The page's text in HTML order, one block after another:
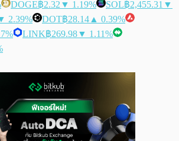
DOGE฿2.32 ▼ 1.19% SOL฿2,455.31 ▼
2.39% DOT฿28.14 ▲ 0.39%
LINK฿269.98▼ 1.11%